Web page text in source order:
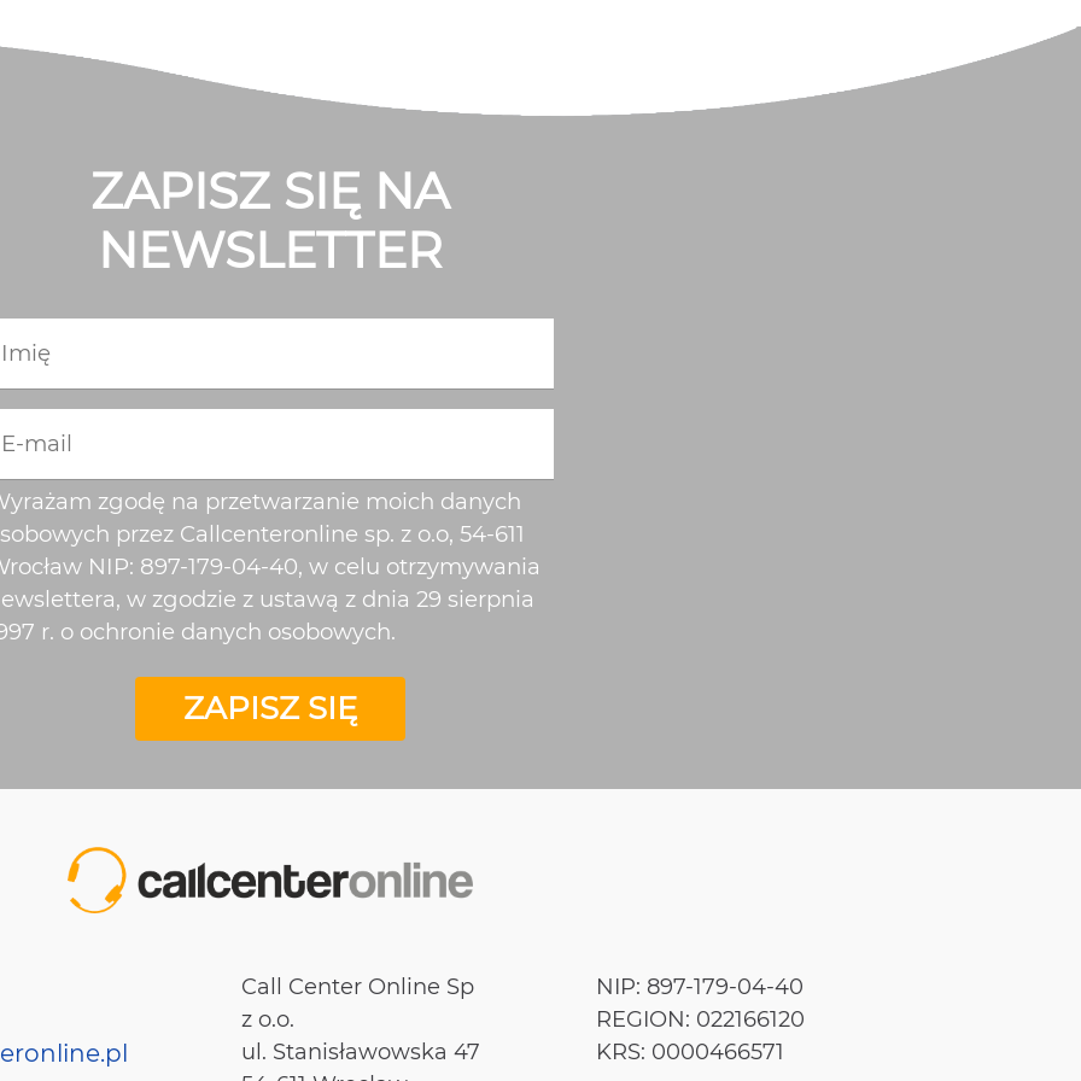
ZAPISZ SIĘ NA
NEWSLETTER
Imię
E-mail
zgodę na przetwarzanie moich danych
przez Callcenteronline sp. z o.o, 54-611
NIP: 897-179-04-40, w celu otrzymywania
w zgodzie z ustawą z dnia 29 sierpnia
r. o ochronie danych osobowych.
ZAPISZ SIĘ
Call Center Online Sp
z o.o.
ul. Stanisławowska 47
NIP: 897-179-04-40
REGION: 022166120
KRS: 0000466571